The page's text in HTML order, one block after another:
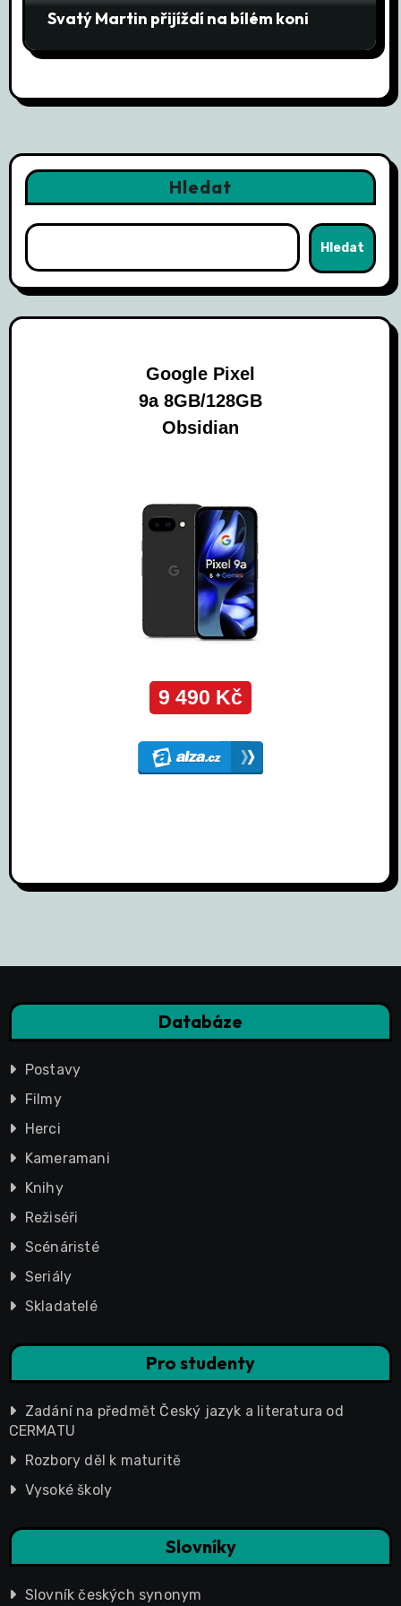
Svatý Martin přijíždí na bílém koni
Hledat
Hledat
Databáze
Postavy
Filmy
Herci
Kameramani
Knihy
Režiséři
Scénáristé
Seriály
Skladatelé
Pro studenty
Zadání na předmět Český jazyk a literatura od
CERMATU
Rozbory děl k maturitě
Vysoké školy
Slovníky
Slovník českých synonym